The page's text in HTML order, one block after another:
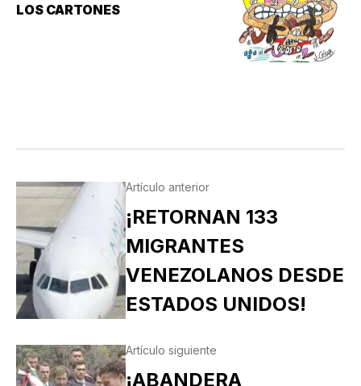
LOS CARTONES
Artículo anterior
¡RETORNAN 133
MIGRANTES
VENEZOLANOS DESDE
ESTADOS UNIDOS!
Artículo siguiente
¡ABANDERA